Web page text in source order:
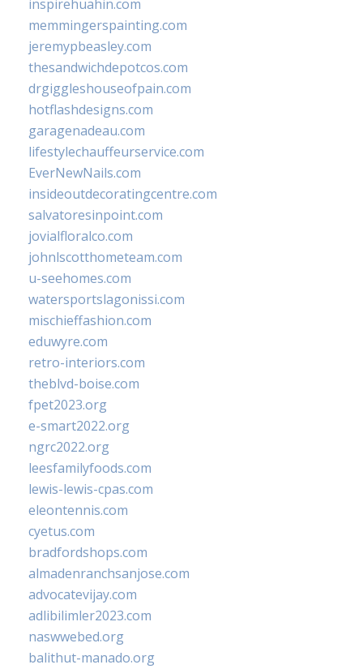
inspirehuahin.com
memmingerspainting.com
jeremypbeasley.com
thesandwichdepotcos.com
drgiggleshouseofpain.com
hotflashdesigns.com
garagenadeau.com
lifestylechauffeurservice.com
EverNewNails.com
insideoutdecoratingcentre.com
salvatoresinpoint.com
jovialfloralco.com
johnlscotthometeam.com
u-seehomes.com
watersportslagonissi.com
mischieffashion.com
eduwyre.com
retro-interiors.com
theblvd-boise.com
fpet2023.org
e-smart2022.org
ngrc2022.org
leesfamilyfoods.com
lewis-lewis-cpas.com
eleontennis.com
cyetus.com
bradfordshops.com
almadenranchsanjose.com
advocatevijay.com
adlibilimler2023.com
naswwebed.org
balithut-manado.org